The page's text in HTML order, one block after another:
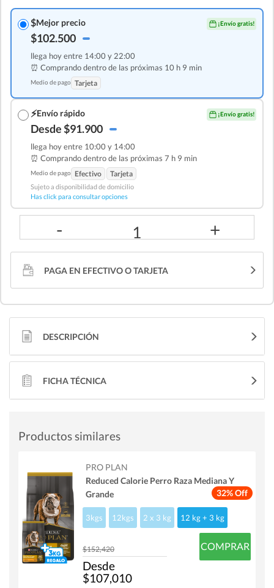
$Mejor precio ¡Envío gratis!
$102.500
llega hoy entre 14:00 y 22:00
⏰ Comprando dentro de las próximas 10 h 9 min
Medio de pago Tarjeta
⚡Envío rápido ¡Envío gratis!
Desde $91.900
llega hoy entre 10:00 y 14:00
⏰ Comprando dentro de las próximas 7 h 9 min
Medio de pago Efectivo Tarjeta
Sujeto a disponibilidad de domicilio
Has click para consultar opciones
- 1 +
PAGA EN EFECTIVO O TARJETA
DESCRIPCIÓN
FICHA TÉCNICA
Productos similares
32% Off
PRO PLAN
Reduced Calorie Perro Raza Mediana Y
Grande
3kgs 12kgs 2 x 3 kg 12 kg + 3 kg
$152,420
Desde
$107,010
COMPRAR